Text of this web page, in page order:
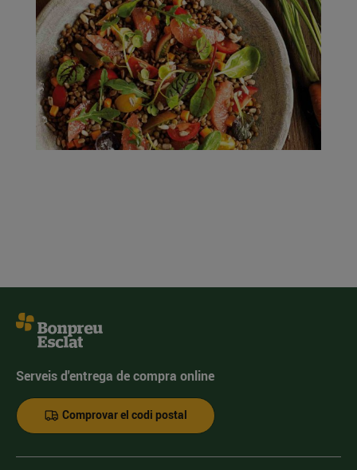
Serveis d'entrega de compra online
Comprovar el codi postal